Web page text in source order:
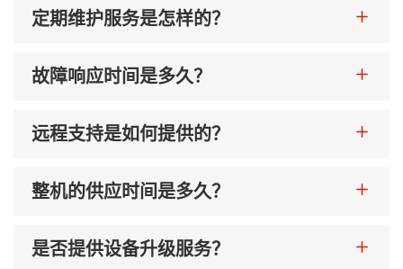
定期维护服务是怎样的？
故障响应时间是多久？
远程支持是如何提供的？
整机的供应时间是多久？
是否提供设备升级服务？